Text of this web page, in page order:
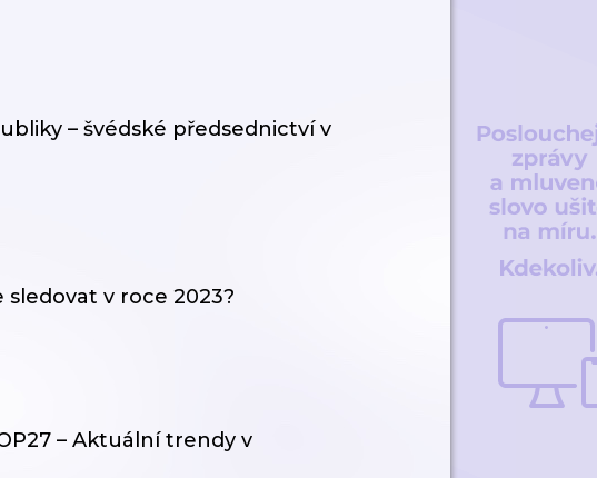
– švédské předsednictví v
v roce 2023?
– Aktuální trendy v